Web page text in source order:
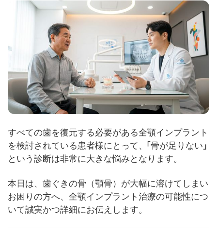
すべての歯を復元する必要がある全顎インプラント
を検討されている患者様にとって、「骨が足りない」
という診断は非常に大きな悩みとなります。
本日は、歯ぐきの骨（顎骨）が大幅に溶けてしまい
お困りの方へ、全顎インプラント治療の可能性につ
いて誠実かつ詳細にお伝えします。